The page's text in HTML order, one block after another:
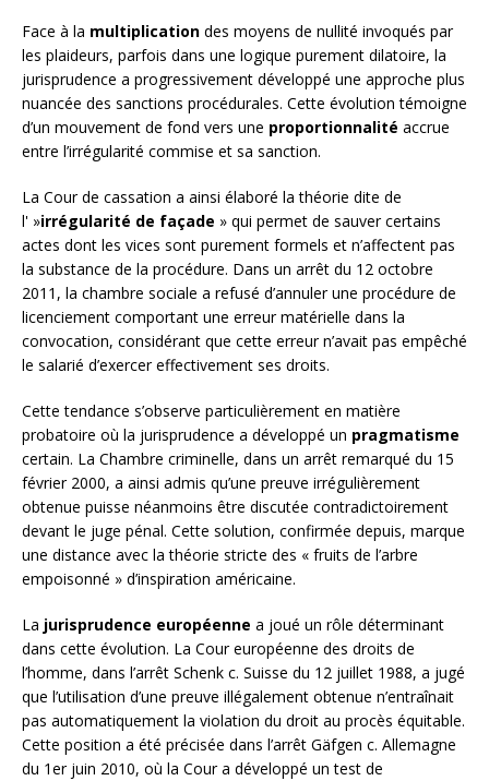
Face à la multiplication des moyens de nullité invoqués par
les plaideurs, parfois dans une logique purement dilatoire, la
jurisprudence a progressivement développé une approche plus
nuancée des sanctions procédurales. Cette évolution témoigne
d’un mouvement de fond vers une proportionnalité accrue
entre l’irrégularité commise et sa sanction.
La Cour de cassation a ainsi élaboré la théorie dite de
l' »irrégularité de façade » qui permet de sauver certains
actes dont les vices sont purement formels et n’affectent pas
la substance de la procédure. Dans un arrêt du 12 octobre
2011, la chambre sociale a refusé d’annuler une procédure de
licenciement comportant une erreur matérielle dans la
convocation, considérant que cette erreur n’avait pas empêché
le salarié d’exercer effectivement ses droits.
Cette tendance s’observe particulièrement en matière
probatoire où la jurisprudence a développé un pragmatisme
certain. La Chambre criminelle, dans un arrêt remarqué du 15
février 2000, a ainsi admis qu’une preuve irrégulièrement
obtenue puisse néanmoins être discutée contradictoirement
devant le juge pénal. Cette solution, confirmée depuis, marque
une distance avec la théorie stricte des « fruits de l’arbre
empoisonné » d’inspiration américaine.
La jurisprudence européenne a joué un rôle déterminant
dans cette évolution. La Cour européenne des droits de
l’homme, dans l’arrêt Schenk c. Suisse du 12 juillet 1988, a jugé
que l’utilisation d’une preuve illégalement obtenue n’entraînait
pas automatiquement la violation du droit au procès équitable.
Cette position a été précisée dans l’arrêt Gäfgen c. Allemagne
du 1er juin 2010, où la Cour a développé un test de